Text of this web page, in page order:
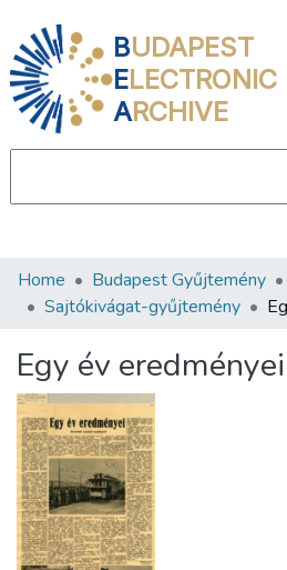
BUDAPEST
ELECTRONIC
ARCHIVE
Communities & Collections
Statistics
About us
Home Budapest Gyűjtemény
Sajtókivágat-gyűjtemény
Egy év eredményei